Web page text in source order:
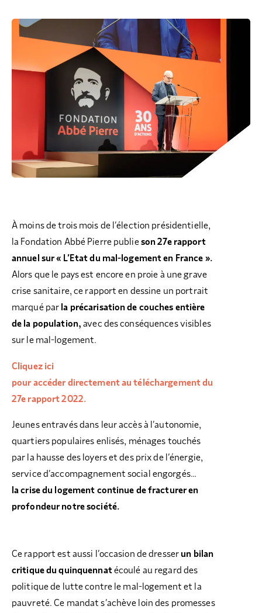
NOS FONDATIONS ABRITÉES
NOS ÉVÉNEMENTS
NOUS REJOINDRE
SOUTENIR L’ENGAGEMENT DES HABITANTS
DÉFENDRE L’ACCÈS AUX DROITS
DONNER LES MOYENS D’AGIR
RAPPORTS SUR L’ÉTAT DU MAL-LOGEMENT
FAIRE UN DON IFI
PARTENARIATS ENTREPRISES
RÉDUCTIONS FISCALES
À moins de trois mois de l’élection présidentielle,
la Fondation Abbé Pierre publieson 27e rapport
annuel sur « L’Etat du mal-logement en France ».
Alors que le pays est encore en proie à une grave
crise sanitaire, ce rapport en dessine un portrait
marqué par la précarisation de couches entière
de la population, avec des conséquences visibles
sur le mal-logement.
Cliquez ici
pour accéder directement au téléchargement du
27e rapport 2022.
Jeunes entravés dans leur accès à l’autonomie,
quartiers populaires enlisés, ménages touchés
par la hausse des loyers et des prix de l’énergie,
service d’accompagnement social engorgés…
la crise du logement continue de fracturer en
profondeur notre société.
Ce rapport est aussi l’occasion de dresser un bilan
critique du quinquennatécoulé au regard des
politique de lutte contre le mal-logement et la
pauvreté. Ce mandat s’achève loin des promesses